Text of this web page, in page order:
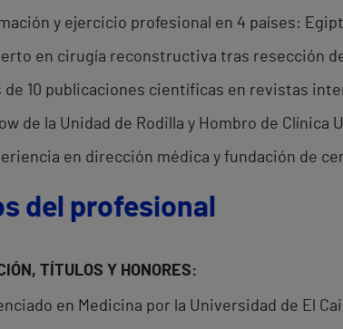
y ejercicio profesional en 4 países:
en cirugía reconstructiva tras resección
de 10 publicaciones científicas en revistas
de la Unidad de Rodilla y Hombro de Clínica
en dirección médica y fundación de
del profesional
TÍTULOS Y HONORES:
en Medicina por la Universidad de El